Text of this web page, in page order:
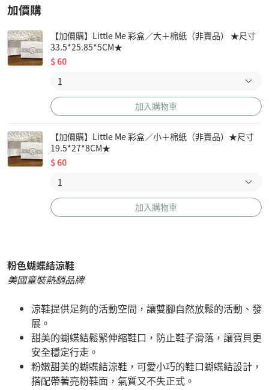
加價購
【加價購】Little Me 彩盒／大＋棉紙（非賣品） ★尺寸
33.5*25.85*5CM★
$60
加入購物車
【加價購】Little Me 彩盒／小＋棉紙（非賣品）★尺寸
19.5*27*8CM★
$60
加入購物車
粉色蝴蝶結涼鞋
美國童裝熱銷品牌
涼鞋提供足夠的活動空間，讓雙腳自然放鬆的活動、發
展。
甜美的蝴蝶結鬆緊伸縮鞋口，防止鞋子滑落，讓寶貝更
安全穩定行走。
粉嫩甜美的蝴蝶結涼鞋，可愛小巧的鞋口蝴蝶結設計，
搭配帶著亮粉鞋面，氣質又不失正式。